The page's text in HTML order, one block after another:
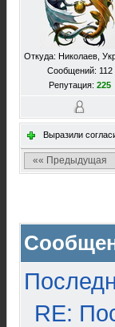
Откуда: Николаев,
Сообщений: 112
Репутация: 225
Выразили
«« Предыдущая
RE: